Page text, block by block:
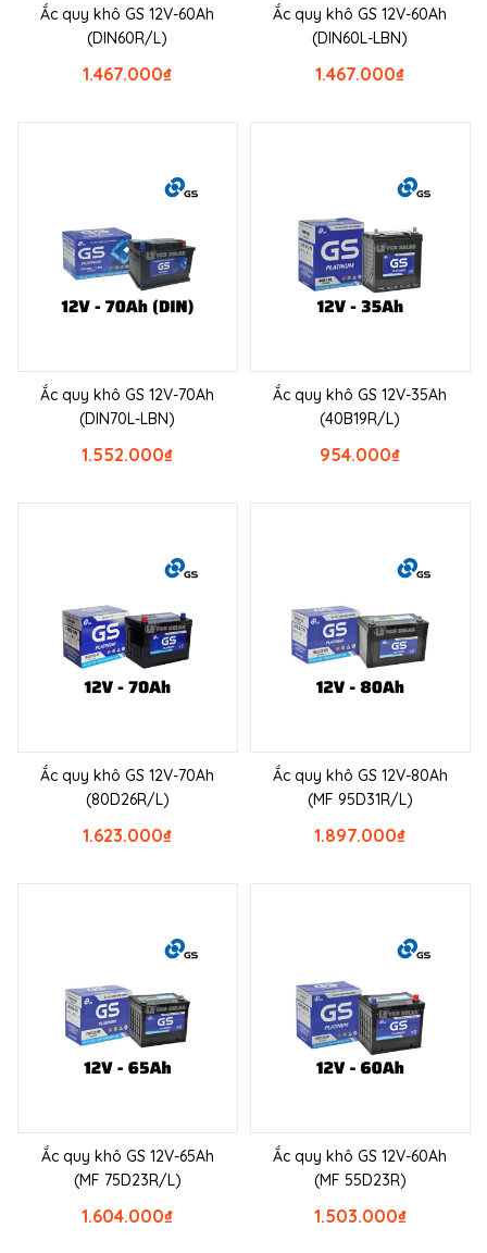
Ắc quy khô GS 12V-60Ah
(DIN60R/L)
₫
1.467.000
Ắc quy khô GS 12V-60Ah
(DIN60L-LBN)
₫
1.467.000
Ắc quy khô GS 12V-70Ah
(DIN70L-LBN)
₫
1.552.000
Ắc quy khô GS 12V-35Ah
(40B19R/L)
₫
954.000
Ắc quy khô GS 12V-70Ah
(80D26R/L)
₫
1.623.000
Ắc quy khô GS 12V-80Ah
(MF 95D31R/L)
₫
1.897.000
Ắc quy khô GS 12V-65Ah
(MF 75D23R/L)
₫
1.604.000
Ắc quy khô GS 12V-60Ah
(MF 55D23R)
₫
1.503.000